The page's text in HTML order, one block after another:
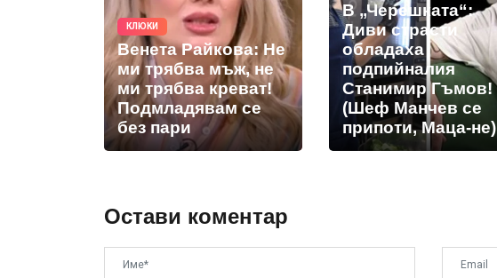
КЛЮКИ
Венета Райкова: Не
ми трябва мъж, не
ми трябва креват!
Подмладявам се
без пари
В „Черешката“:
Диви страсти
обладаха
подпийналия
Станимир Гъмов!
(Шеф Манчев се
припоти, Маца-не)
Остави коментар